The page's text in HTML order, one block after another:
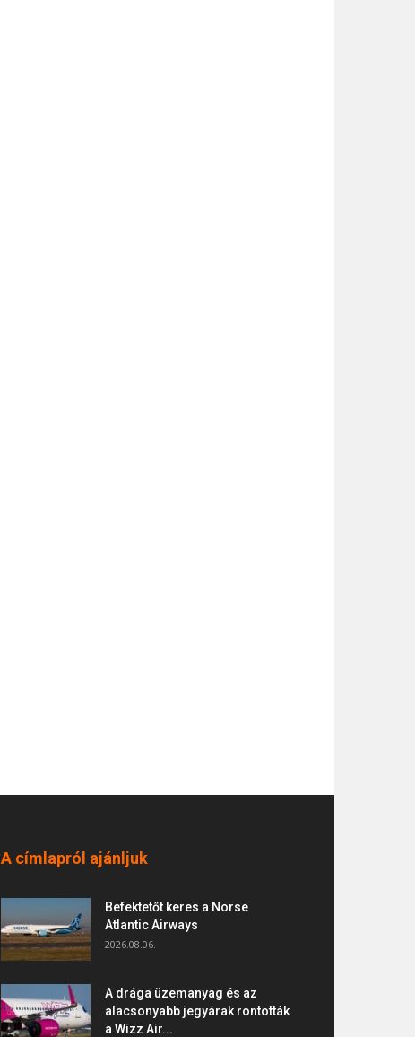
A címlapról ajánljuk
Befektetőt keres a Norse
Atlantic Airways
2026.08.06.
A drága üzemanyag és az
alacsonyabb jegyárak rontották
a Wizz Air...